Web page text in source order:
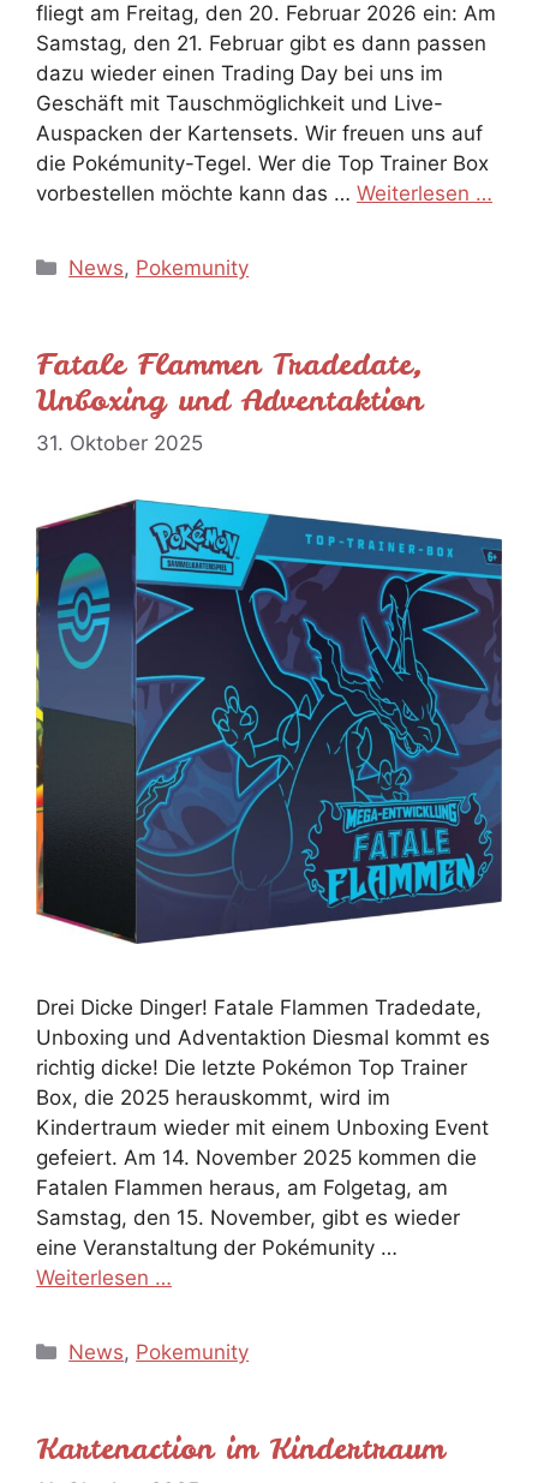
fliegt am Freitag, den 20. Februar 2026 ein: Am
Samstag, den 21. Februar gibt es dann passen
dazu wieder einen Trading Day bei uns im
Geschäft mit Tauschmöglichkeit und Live-
Auspacken der Kartensets. Wir freuen uns auf
die Pokémunity-Tegel. Wer die Top Trainer Box
vorbestellen möchte kann das … Weiterlesen …
Kategorien
News, Pokemunity
Fatale Flammen Tradedate,
Unboxing und Adventaktion
31. Oktober 2025
Drei Dicke Dinger! Fatale Flammen Tradedate,
Unboxing und Adventaktion Diesmal kommt es
richtig dicke! Die letzte Pokémon Top Trainer
Box, die 2025 herauskommt, wird im
Kindertraum wieder mit einem Unboxing Event
gefeiert. Am 14. November 2025 kommen die
Fatalen Flammen heraus, am Folgetag, am
Samstag, den 15. November, gibt es wieder
eine Veranstaltung der Pokémunity …
Weiterlesen …
Kategorien
News, Pokemunity
Kartenaction im Kindertraum